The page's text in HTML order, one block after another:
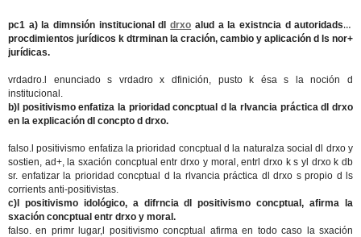
pc1 a) la dimnsión institucional dldrxo alud a la existncia d autoridads y
procdimientos jurídicos k dtrminan la cración, cambio y aplicación d ls nor+
jurídicas.
vrdadro.l enunciado s vrdadro x dfinición, pusto k ésa s la noción d
institucional.
b)l positivismo enfatiza la prioridad concptual d la rlvancia práctica dl drxo
en la explicación dl concpto d drxo.
falso.l positivismo enfatiza la prioridad concptual d la naturalza social dl drxo y
sostien, ad+, la sxación concptual entr drxo y moral, entrl drxo k s yl drxo k db
sr. enfatizar la prioridad concptual d la rlvancia práctica dl drxo s propio d ls
corrients anti-positivistas.
c)l positivismo idológico, a difrncia dl positivismo concptual, afirma la
sxación concptual entr drxo y moral.
falso. en primr lugar,l positivismo concptual afirma en todo caso la sxación